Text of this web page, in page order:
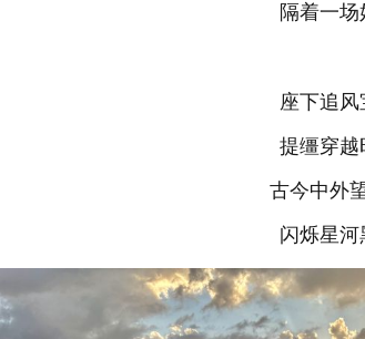
隔着一场
座下追风
提缰穿越
古今中外
闪烁星河